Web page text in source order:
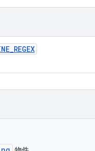
_REGEX